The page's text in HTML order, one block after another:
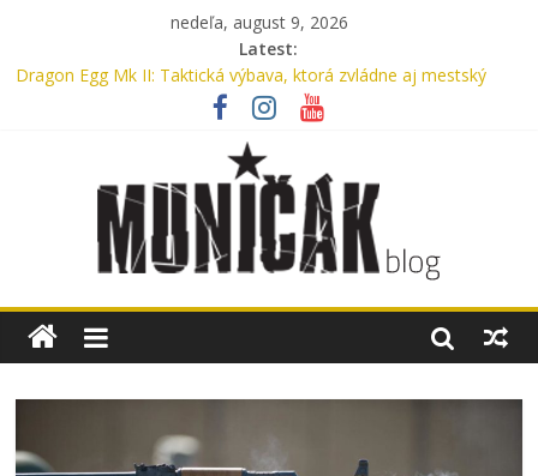
nedeľa, august 9, 2026
Latest:
Dragon Egg Mk II: Taktická výbava, ktorá zvládne aj mestský
Legenda, ktorú nosíme každý deň: UTP nohavice od Helikon-Tex
Oxford, Nylon alebo Cordura? Kompletný sprievodca výberom
materiálu pre batohy a tašky
Myslíte si, že máte v aute lekárničku? V skutočnosti nemáte.
Bennon Nero High: Taktické topánky, ktoré ťa podržia v